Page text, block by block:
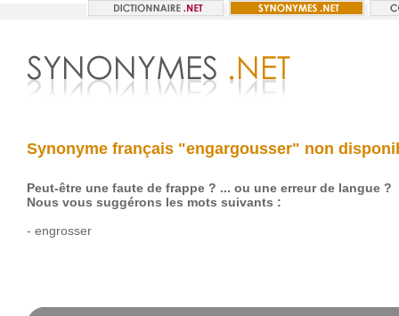
Synonyme français "engargousser" non
Peut-être une faute de frappe ? ... ou une erreur de langue ?
Nous vous suggérons les mots suivants :
- engrosser